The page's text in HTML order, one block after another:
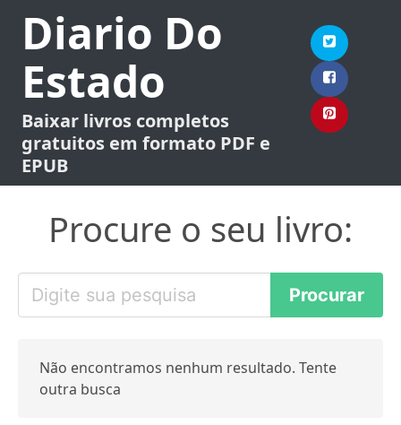
Diario Do
Estado
Baixar livros completos
gratuitos em formato PDF e
EPUB
Procure o seu livro:
Não encontramos nenhum resultado. Tente
outra busca